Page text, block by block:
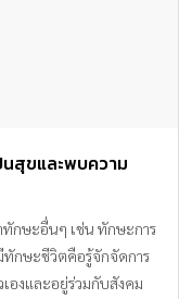
สุขและพบความ
กษะอื่นๆ เช่น ทักษะการ
ทักษะชีวิตคือรู้จักจัดการ
องและอยู่ร่วมกับสังคม